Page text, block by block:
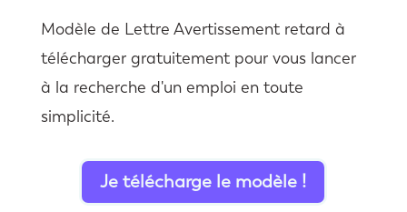
Modèle de Lettre Avertissement retard à
télécharger gratuitement pour vous lancer
à la recherche d'un emploi en toute
simplicité.
Je télécharge le modèle !